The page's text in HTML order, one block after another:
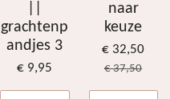
grachtenp
andjes 3
€ 9,95
naar
keuze
€ 32,50
€ 37,50